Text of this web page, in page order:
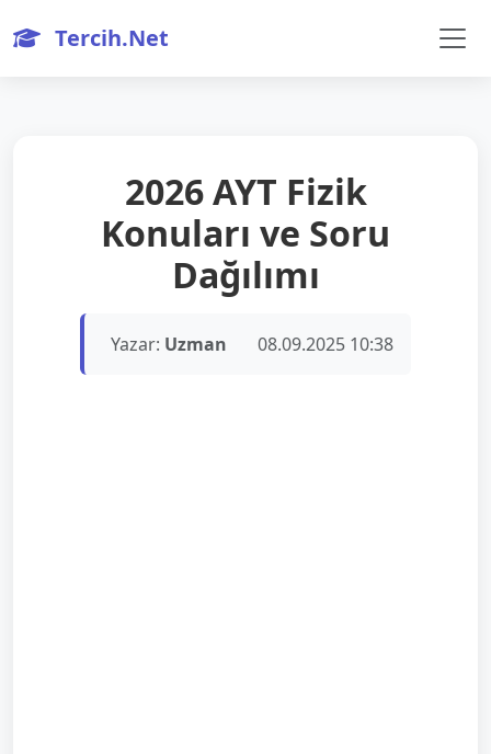
Tercih.Net
2026 AYT Fizik
Konuları ve Soru
Dağılımı
Yazar: Uzman 08.09.2025 10:38